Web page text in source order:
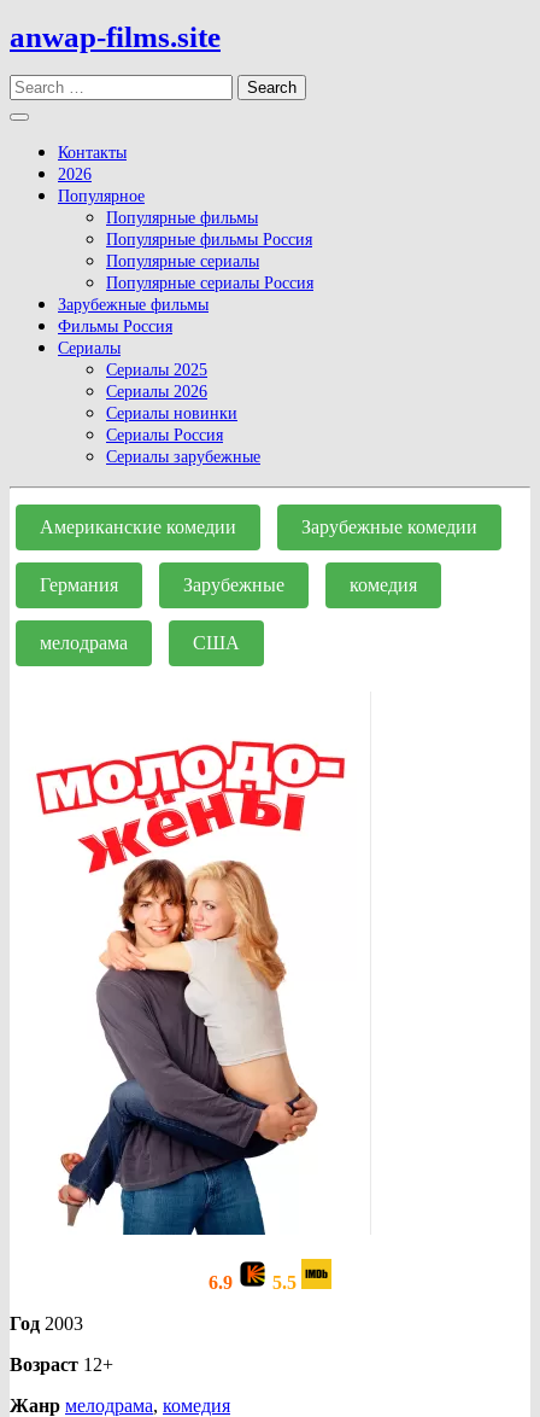
Skip
to
content
anwap-films.site
Search
Open
Button
Контакты
2026
Популярное
Популярные фильмы
Популярные фильмы Россия
Популярные сериалы
Популярные сериалы Россия
Зарубежные фильмы
Фильмы Россия
Сериалы
Сериалы 2025
Сериалы 2026
Сериалы новинки
Сериалы Россия
Сериалы зарубежные
Close
Button
Американские комедии Зарубежные комедии
Германия Зарубежные комедия
мелодрама США
6.9
5.5
Год 2003
Возраст 12+
Жанр мелодрама, комедия